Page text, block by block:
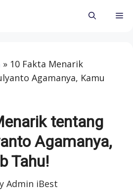
» 10 Fakta Menarik
Agamanya, Kamu
tentang
Agamanya,
Tahu!
Admin iBest